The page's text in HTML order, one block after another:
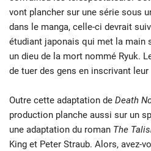
vont plancher sur une série sous
dans le manga, celle-ci devrait
étudiant japonais qui met la main
un dieu de la mort nommé Ryuk.
de tuer des gens en inscrivant
Outre cette adaptation de Death
production planche aussi sur un
une adaptation du roman The
King et Peter Straub. Alors, avez-